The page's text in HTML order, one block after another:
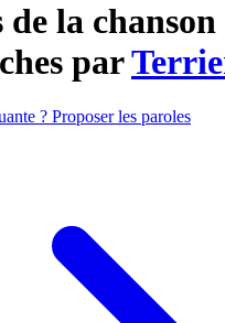
de la chanson
par
? Proposer les paroles